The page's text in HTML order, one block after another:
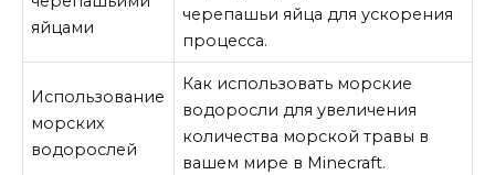
яйцами
черепашьи яйца для ускорения
процесса.
Использование
морских
водорослей
Как использовать морские
водоросли для увеличения
количества морской травы в
вашем мире в Minecraft.